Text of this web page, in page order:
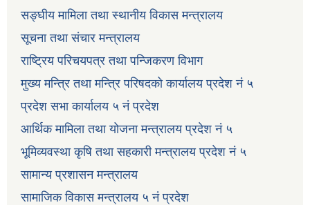
सङ्घीय मामिला तथा स्थानीय विकास मन्त्रालय
सूचना तथा संचार मन्त्रालय
राष्ट्रिय परिचयपत्र तथा पन्जिकरण विभाग
मुख्य मन्त्रि तथा मन्त्रि परिषदको कार्यालय प्रदेश नं ५
प्रदेश सभा कार्यालय ५ नं प्रदेश
आर्थिक मामिला तथा योजना मन्त्रालय प्रदेश नं ५
भूमिव्यवस्था कृषि तथा सहकारी मन्त्रालय प्रदेश नं ५
सामान्य प्रशासन मन्त्रालय
सामाजिक विकास मन्त्रालय ५ नं प्रदेश